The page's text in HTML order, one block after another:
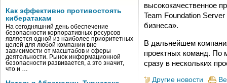
Как эффективно противостоять
кибератакам
На сегодняшний день обеспечение
безопасности корпоративных ресурсов
является одной из наиболее приоритетных
целей для любой компании вне
зависимости от масштабов и сферы
деятельности. Рынок информационной
безопасности развивается, а это значит,
что и …
высококачественное
Team Foundation
бизнеса».
В дальнейшем
проектных команд. По
сразу в нескольких
Другие новости